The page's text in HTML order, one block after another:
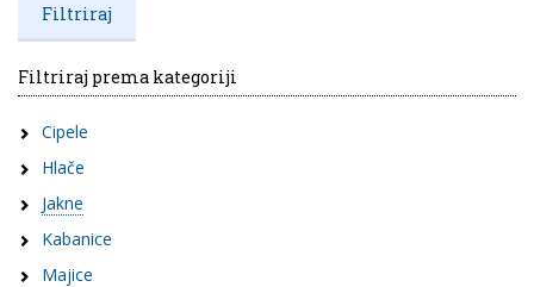
Filtriraj prema kategoriji
Cipele
Hlače
Jakne
Kabanice
Majice